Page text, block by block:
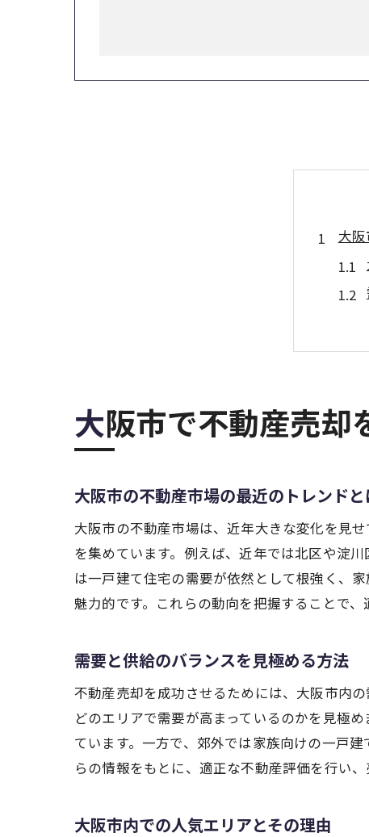
大
不
大阪市で不動産売
大阪市の不動産市場の最近のトレンドと
大阪市の不動産市場は、近年大きな変化を見
を集めています。例えば、近年では北区や淀
は一戸建て住宅の需要が依然として根強く、
魅力的です。これらの動向を把握することで
需要と供給のバランスを見極める方法
不動産売却を成功させるためには、大阪市内
どのエリアで需要が高まっているのかを見極
ています。一方で、郊外では家族向けの一戸
らの情報をもとに、適正な不動産評価を行い
大阪市内での人気エリアとその理由